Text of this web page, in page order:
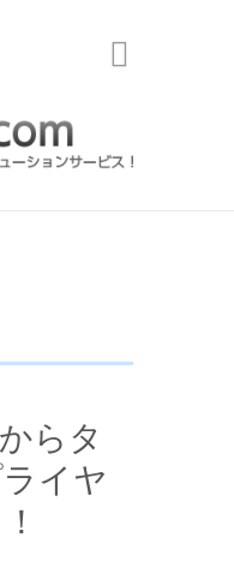
らタ
イヤ